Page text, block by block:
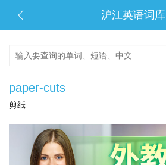
沪江英语词库
paper-cuts
剪纸